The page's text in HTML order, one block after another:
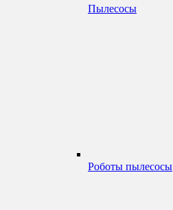
Пылесосы
Роботы пылесосы